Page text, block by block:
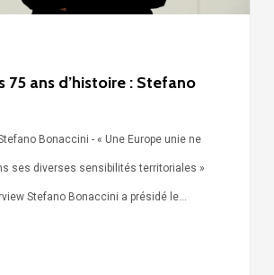
75 ans d’histoire : Stefano
Bonaccini - « Une Europe unie ne
ses diverses sensibilités territoriales »
Stefano Bonaccini a présidé le…